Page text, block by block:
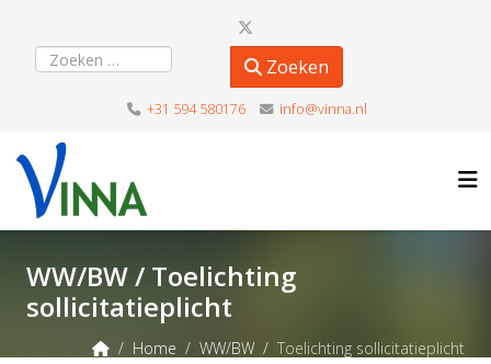
Zoeken Zoeken
+31 594 580176 info@vinna.nl
WW/BW / Toelichting
sollicitatieplicht
Home WW/BW Toelichting sollicitatieplicht